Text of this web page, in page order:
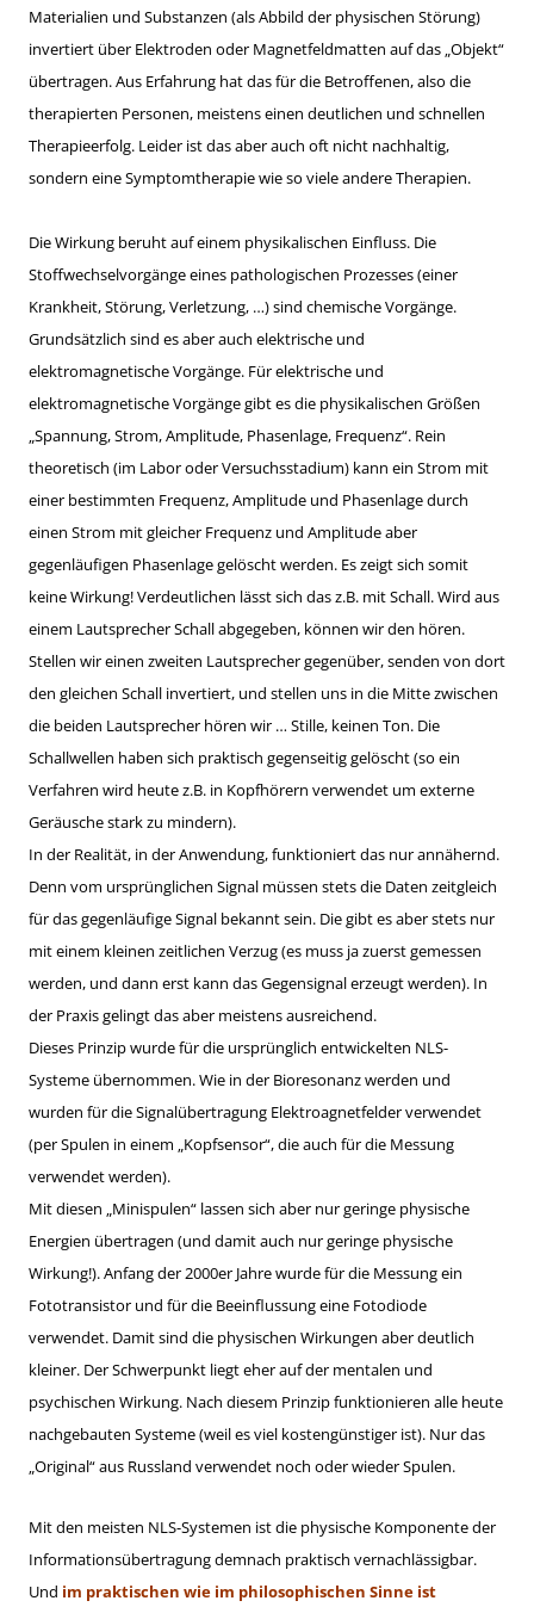
Materialien und Substanzen (als Abbild der physischen Störung)
invertiert über Elektroden oder Magnetfeldmatten auf das „Objekt“
übertragen. Aus Erfahrung hat das für die Betroffenen, also die
therapierten Personen, meistens einen deutlichen und schnellen
Therapieerfolg. Leider ist das aber auch oft nicht nachhaltig,
sondern eine Symptomtherapie wie so viele andere Therapien.
Die Wirkung beruht auf einem physikalischen Einfluss. Die
Stoffwechselvorgänge eines pathologischen Prozesses (einer
Krankheit, Störung, Verletzung, …) sind chemische Vorgänge.
Grundsätzlich sind es aber auch elektrische und
elektromagnetische Vorgänge. Für elektrische und
elektromagnetische Vorgänge gibt es die physikalischen Größen
„Spannung, Strom, Amplitude, Phasenlage, Frequenz“. Rein
theoretisch (im Labor oder Versuchsstadium) kann ein Strom mit
einer bestimmten Frequenz, Amplitude und Phasenlage durch
einen Strom mit gleicher Frequenz und Amplitude aber
gegenläufigen Phasenlage gelöscht werden. Es zeigt sich somit
keine Wirkung! Verdeutlichen lässt sich das z.B. mit Schall. Wird aus
einem Lautsprecher Schall abgegeben, können wir den hören.
Stellen wir einen zweiten Lautsprecher gegenüber, senden von dort
den gleichen Schall invertiert, und stellen uns in die Mitte zwischen
die beiden Lautsprecher hören wir … Stille, keinen Ton. Die
Schallwellen haben sich praktisch gegenseitig gelöscht (so ein
Verfahren wird heute z.B. in Kopfhörern verwendet um externe
Geräusche stark zu mindern).
In der Realität, in der Anwendung, funktioniert das nur annähernd.
Denn vom ursprünglichen Signal müssen stets die Daten zeitgleich
für das gegenläufige Signal bekannt sein. Die gibt es aber stets nur
mit einem kleinen zeitlichen Verzug (es muss ja zuerst gemessen
werden, und dann erst kann das Gegensignal erzeugt werden). In
der Praxis gelingt das aber meistens ausreichend.
Dieses Prinzip wurde für die ursprünglich entwickelten NLS-
Systeme übernommen. Wie in der Bioresonanz werden und
wurden für die Signalübertragung Elektroagnetfelder verwendet
(per Spulen in einem „Kopfsensor“, die auch für die Messung
verwendet werden).
Mit diesen „Minispulen“ lassen sich aber nur geringe physische
Energien übertragen (und damit auch nur geringe physische
Wirkung!). Anfang der 2000er Jahre wurde für die Messung ein
Fototransistor und für die Beeinflussung eine Fotodiode
verwendet. Damit sind die physischen Wirkungen aber deutlich
kleiner. Der Schwerpunkt liegt eher auf der mentalen und
psychischen Wirkung. Nach diesem Prinzip funktionieren alle heute
nachgebauten Systeme (weil es viel kostengünstiger ist). Nur das
„Original“ aus Russland verwendet noch oder wieder Spulen.
Mit den meisten NLS-Systemen ist die physische Komponente der
Informationsübertragung demnach praktisch vernachlässigbar.
Und im praktischen wie im philosophischen Sinne ist